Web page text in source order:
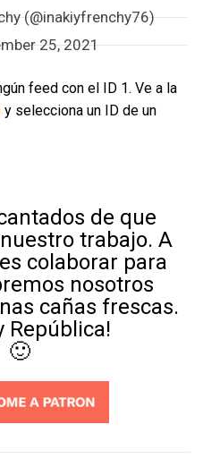
(@inakiyfrenchy76)
25, 2021
feed con el ID 1. Ve a la
y selecciona un ID de un
de que
trabajo. A
colaborar para
nosotros
cañas frescas.
República!
🙂